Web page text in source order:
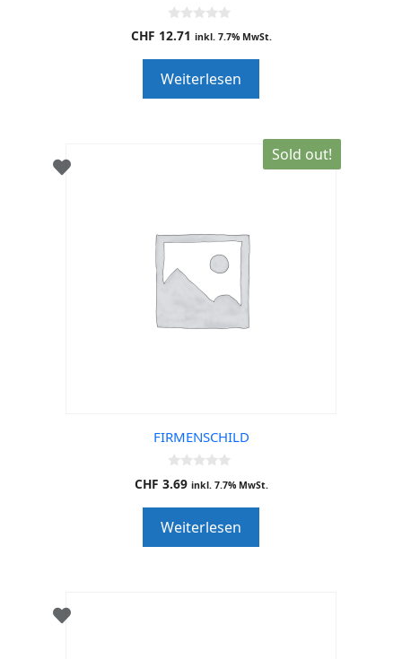
0
o
o
f
5
CHF 12.71 inkl. 7.7% MwSt.
Weiterlesen
Sold out!
FIRMENSCHILD
0
o
o
f
5
CHF 3.69 inkl. 7.7% MwSt.
Weiterlesen